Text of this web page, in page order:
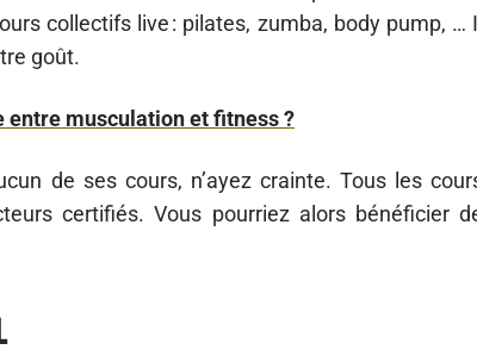
collectifs live : pilates, zumba, body pump, … Il
goût.
entre musculation et fitness ?
de ses cours, n’ayez crainte. Tous les
certifiés. Vous pourriez alors bénéficier